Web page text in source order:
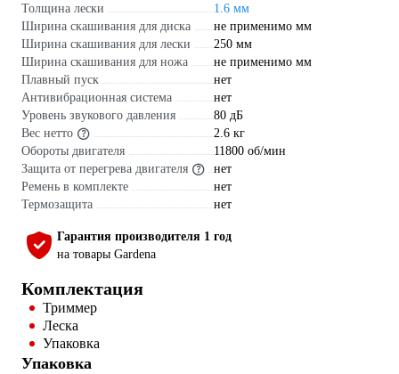
Толщина лески
1.6 мм
Ширина скашивания для диска
не применимо мм
Ширина скашивания для лески
250 мм
Ширина скашивания для ножа
не применимо мм
Плавный пуск
нет
Антивибрационная система
нет
Уровень звукового давления
80 дБ
Вес нетто
2.6 кг
Обороты двигателя
11800 об/мин
Защита от перегрева двигателя
нет
Ремень в комплекте
нет
Термозащита
нет
Гарантия производителя 1 год
на товары Gardena
Комплектация
Триммер
Леска
Упаковка
Упаковка